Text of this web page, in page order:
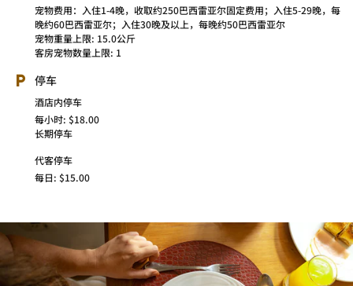
宠物费用：入住1-4晚，收取约250巴西雷亚尔固定费用；入住5-29晚，每
晚约60巴西雷亚尔；入住30晚及以上，每晚约50巴西雷亚尔
宠物重量上限: 15.0公斤
客房宠物数量上限: 1
停车
酒店内停车
每小时: $18.00
长期停车
代客停车
每日: $15.00